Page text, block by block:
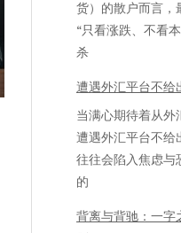
货）的散户而言，
“只看涨跌、不看
杀
遭遇外汇平台不给
当满心期待着从外
遭遇外汇平台不给
往往会陷入焦虑与
的
背离与背驰：一字